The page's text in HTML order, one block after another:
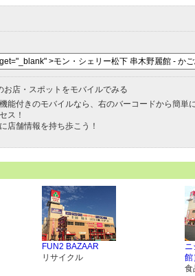
お店・スポットをモバイルでみる
能付きのモバイルなら、右のバーコードから簡単
ス！
店舗情報を持ち歩こう！
FUN2 BAZAAR
リサイクル
ニ
館
食